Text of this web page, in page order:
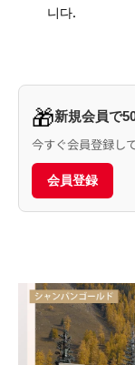
니다.
🎁新規会員で
今すぐ会員登録し
会員登録